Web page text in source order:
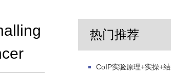
热门推荐
CoIP实验原理+实操+